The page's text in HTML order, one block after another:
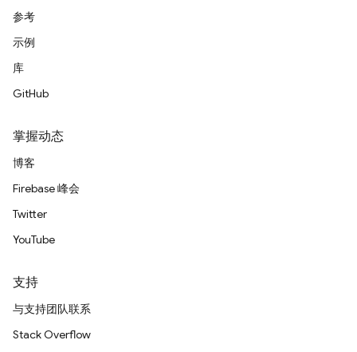
参考
示例
库
GitHub
掌握动态
博客
Firebase 峰会
Twitter
YouTube
支持
与支持团队联系
Stack Overflow